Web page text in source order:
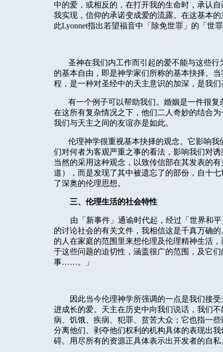
中的爱，或相反的，在打开我的生命时，承认
我实现，信仰的承诺变成爱的流露。在这基本
此Lyonnet指出若望福音中「除免世罪」的「世
圣神在我们内工作而引起的爱不能与这些
的基本自由，即是神学家们所称的基本抉择。
程，是一种对圣经中的天主意识的加深，是我
有一个例子可以帮助我们。婚姻是一件很
在这所有复杂情况之下，他们二人奇妙的结合
我们与天主之间的友谊亦是如此。
伦理神学很重视基本抉择的观念。它影响
们对何者为客观严重之事的看法，影响我们对
当然的采用这种观念，以致传信部在其发表的
道），而是发现了其中被遗忘了的部份，自十
了深奥的伦理思想。
三、伦理生活的社会特性
由「新事件」通谕时代起，经过「世界和
的讨论社会的有关文件，我相信这是千真万确
的人在家庭的范围里来想伦理及伦理精神生活
于这些问题的迫切性，涵盖很广的范围，及它
事……。」
因此当今伦理神学所强调的一点是我们接
进成长的爱。天主在历史中向我们说话，我们
病、饥饿、疾病、犯罪、贫苦大众；它也指一
分离他们、剥夺他们权利的机构具体的表现出
碍。用尽所有的资源正具体表示出开发者的自私